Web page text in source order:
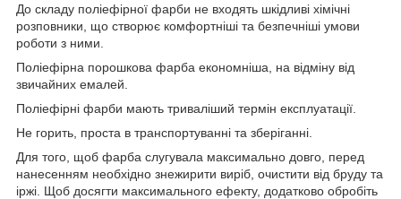
До складу поліефірної фарби не входять шкідливі хімічні
розповники, що створює комфортніші та безпечніші умови
роботи з ними.
Поліефірна порошкова фарба економніша, на відміну від
звичайних емалей.
Поліефірні фарби мають триваліший термін експлуатації.
Не горить, проста в транспортуванні та зберіганні.
Для того, щоб фарба слугувала максимально довго, перед
нанесенням необхідно знежирити виріб, очистити від бруду та
іржі. Щоб досягти максимального ефекту, додатково обробіть